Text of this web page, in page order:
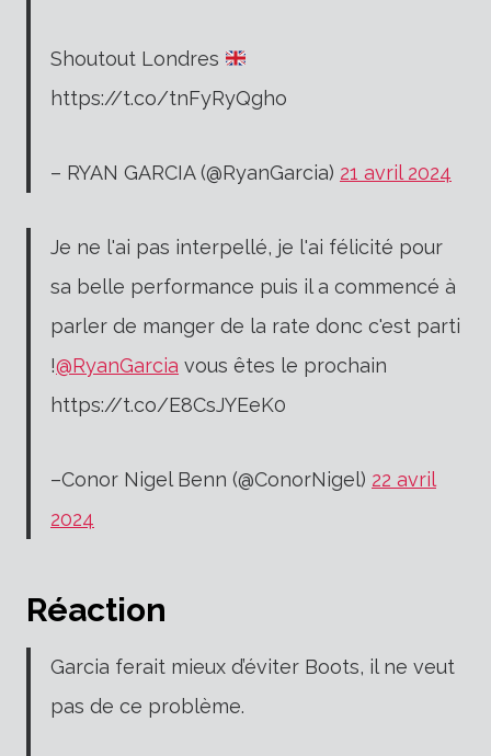
Shoutout Londres
https://t.co/tnFyRyQgho
– RYAN GARCIA (@RyanGarcia) 21 avril 2024
Je ne l'ai pas interpellé, je l'ai félicité pour
sa belle performance puis il a commencé à
parler de manger de la rate donc c'est parti
!@RyanGarcia vous êtes le prochain
https://t.co/E8CsJYEeK0
–Conor Nigel Benn (@ConorNigel) 22 avril
2024
Réaction
Garcia ferait mieux d’éviter Boots, il ne veut
pas de ce problème.